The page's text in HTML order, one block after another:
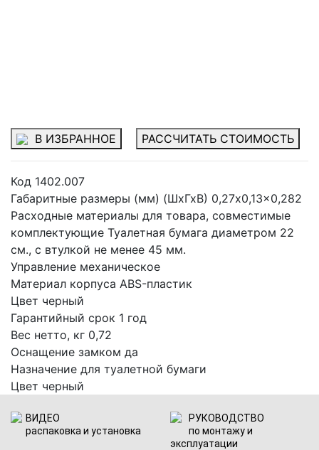
В ИЗБРАННОЕ РАССЧИТАТЬ СТОИМОСТЬ
Код 1402.007
Габаритные размеры (мм) (ШхГхВ) 0,27x0,13x0,282
Расходные материалы для товара, совместимые
комплектующие Туалетная бумага диаметром 22
см., с втулкой не менее 45 мм.
Управление механическое
Материал корпуса ABS-пластик
Цвет черный
Гарантийный срок 1 год
Вес нетто, кг 0,72
Оснащение замком да
Назначение для туалетной бумаги
Цвет черный
ВИДЕО
распаковка и установка
РУКОВОДСТВО
по монтажу и
эксплуатации